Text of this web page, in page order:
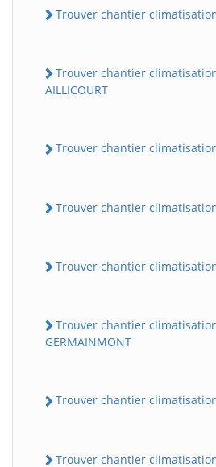
Trouver chantier climatisation
Trouver chantier climatisation
AILLICOURT
Trouver chantier climatisation
Trouver chantier climatisation
Trouver chantier climatisation
Trouver chantier
GERMAINMONT
Trouver chantier
Trouver chantier